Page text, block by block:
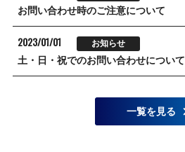
お問い合わせ時のご注意について
2023/01/01 お知らせ
土・日・祝でのお問い合わせについて
一覧を見る